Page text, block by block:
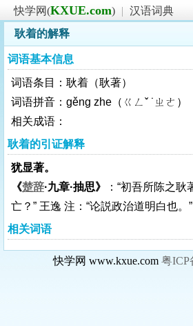
快学网(KXUE.com) | 汉语词典
耿着的解释
词语基本信息
词语条目：耿着（耿著）
词语拼音：gěng zhe（ㄍㄥˇ ˙ㄓㄜ）
相关成语：
耿着的引证解释
犹显著。
《楚辞·九章·抽思》
：“初吾所陈之
亡？” 王逸 注：“论説政治道明白也。”
相关词语
快学网 www.kxue.com 粤ICP